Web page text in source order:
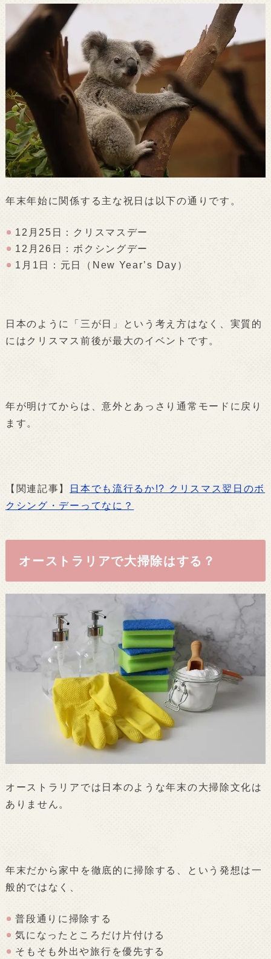
年末年始に関係する主な祝日は以下の通りです。
12月25日：クリスマスデー
12月26日：ボクシングデー
1月1日：元日（New Year’s Day）
日本のように「三が日」という考え方はなく、実質的
にはクリスマス前後が最大のイベントです。
年が明けてからは、意外とあっさり通常モードに戻り
ます。
【関連記事】
日本でも流行るか!? クリスマス翌日のボ
クシング・デーってなに？
オーストラリアで大掃除はする？
オーストラリアでは日本のような年末の大掃除文化は
ありません。
年末だから家中を徹底的に掃除する、という発想は一
般的ではなく、
普段通りに掃除する
気になったところだけ片付ける
そもそも外出や旅行を優先する